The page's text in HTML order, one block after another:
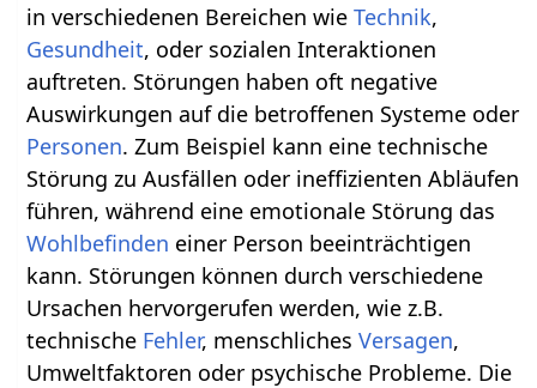
in verschiedenen Bereichen wieTechnik,
Gesundheit, oder sozialen Interaktionen
auftreten. Störungen haben oft negative
Auswirkungen auf die betroffenen Systeme oder
Personen. Zum Beispiel kann eine technische
Störung zu Ausfällen oder ineffizienten Abläufen
führen, während eine emotionale Störung das
Wohlbefinden einer Person beeinträchtigen
kann. Störungen können durch verschiedene
Ursachen hervorgerufen werden, wie z.B.
technische Fehler, menschlichesVersagen,
Umweltfaktoren oder psychische Probleme. Die